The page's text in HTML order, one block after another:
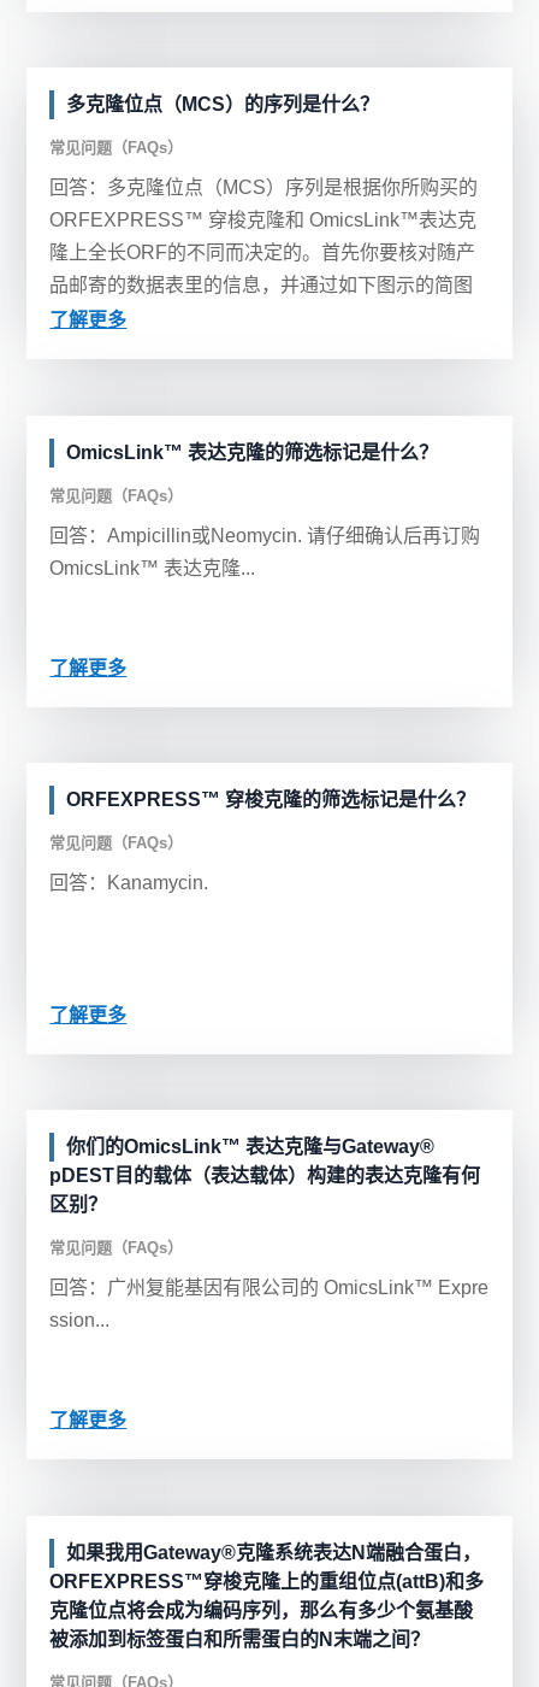
多克隆位点（MCS）的序列是什么？
常见问题（FAQs）
回答：多克隆位点（MCS）序列是根据你所购买的
ORFEXPRESS™ 穿梭克隆和 OmicsLink™表达克
隆上全长ORF的不同而决定的。首先你要核对随产
品邮寄的数据表里的信息，并通过如下图示的简图
确认序列。...
了解更多
OmicsLink™ 表达克隆的筛选标记是什么？
常见问题（FAQs）
回答：Ampicillin或Neomycin. 请仔细确认后再订购
OmicsLink™ 表达克隆...
了解更多
ORFEXPRESS™ 穿梭克隆的筛选标记是什么？
常见问题（FAQs）
回答：Kanamycin.
了解更多
你们的OmicsLink™ 表达克隆与Gateway®
pDEST目的载体（表达载体）构建的表达克隆有何
区别？
常见问题（FAQs）
回答：广州复能基因有限公司的 OmicsLink™ Expre
ssion...
了解更多
如果我用Gateway®克隆系统表达N端融合蛋白，
ORFEXPRESS™穿梭克隆上的重组位点(attB)和多
克隆位点将会成为编码序列，那么有多少个氨基酸
被添加到标签蛋白和所需蛋白的N末端之间？
常见问题（FAQs）